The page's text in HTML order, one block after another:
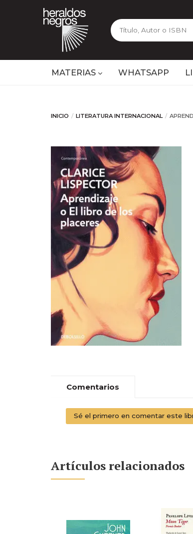
MATERIAS WHATSAPP
INICIO LITERATURA INTERNACIONAL
Comentarios
Sé el primero en comentar este
Artículos relacionados